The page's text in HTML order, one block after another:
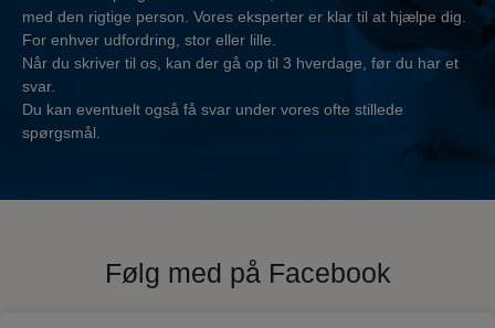
med den rigtige person. Vores eksperter er klar til at hjælpe dig.
For enhver udfordring, stor eller lille.
Når du skriver til os, kan der gå op til 3 hverdage, før du har et
svar.
Du kan eventuelt også få svar under vores ofte stillede
spørgsmål.
Følg med på Facebook